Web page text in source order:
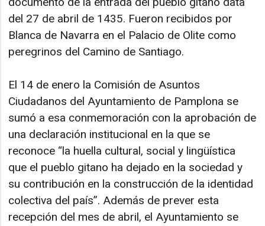
del 27 de abril de 1435. Fueron recibidos por
Blanca de Navarra en el Palacio de Olite como
peregrinos del Camino de Santiago.
El 14 de enero la Comisión de Asuntos
Ciudadanos del Ayuntamiento de Pamplona se
sumó a esa conmemoración con la aprobación de
una declaración institucional en la que se
reconoce “la huella cultural, social y lingüística
que el pueblo gitano ha dejado en la sociedad y
su contribución en la construcción de la identidad
colectiva del país”. Además de prever esta
recepción del mes de abril, el Ayuntamiento se